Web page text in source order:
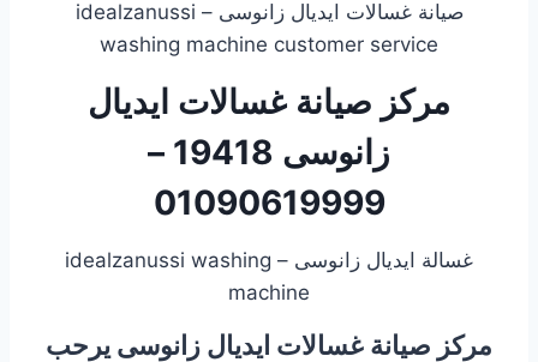
صيانة غسالات ايديال زانوسى – idealzanussi
washing machine customer service
مركز صيانة غسالات ايديال
زانوسى 19418 –
01090619999
غسالة ايديال زانوسى – idealzanussi washing
machine
مركز صيانة غسالات ايديال زانوسى يرحب